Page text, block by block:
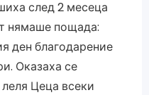
след 2 месеца
нямаше пощада:
ден благодарение
Оказаха се
Цеца всеки